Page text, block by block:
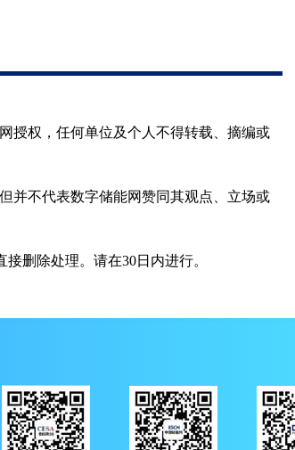
授权，任何单位及个人不得转载、摘编或
并不代表数字储能网赞同其观点、立场或
删除处理。请在30日内进行。